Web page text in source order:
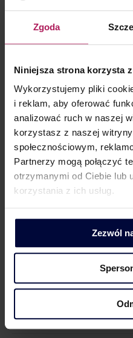
Zgoda
Niniejsza strona korzysta
Wykorzystujemy pliki
i reklam, aby oferować
analizować ruch w naszej
korzystasz z naszej
społecznościowym,
Partnerzy mogą połączyć
otrzymanymi od Ciebie lub
korzystania z ich usług.
Zezwól
Partner | Rozwój
KONTAKT DLA MEDIÓW
Lider
+48